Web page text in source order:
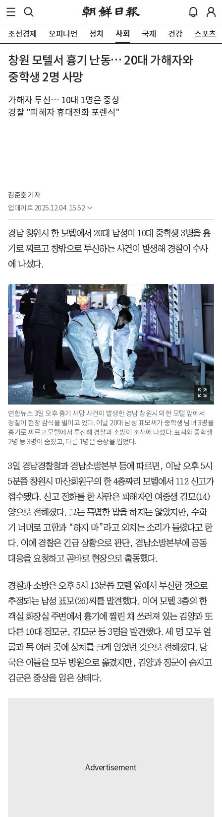
조선경제 오피니언 정치 사회 국제 건강 스포츠
창원 모텔서 흉기 난동… 20대 가해자와
중학생 2명 사망
가해자 투신… 10대 1명은 중상
경찰 "피해자 휴대전화 포렌식"
김준호 기자
업데이트 2025.12.04. 15:52
경남 창원시 한 모텔에서 20대 남성이 10대 중학생 3명을 흉
기로 찌르고 창밖으로 투신하는 사건이 발생해 경찰이 수사
에 나섰다.
연합뉴스 3일 오후 흉기 사망 사건이 발생한 경남 창원시의 한 모텔 앞에서
경찰이 현장 감식을 벌이고 있다. 이날 20대 남성 표모씨가 중학생 남녀 3명을
흉기로 찌르고 모텔에서 투신해 경찰과 소방이 조사에 나섰다. 표씨와 중학생
2명 등 3명이 숨졌고, 다른 1명은 중상을 입었다.
3일 경남경찰청과 경남소방본부 등에 따르면, 이날 오후 5시
5분쯤 창원시 마산회원구의 한 4층짜리 모텔에서 112 신고가
접수됐다. 신고 전화를 한 사람은 피해자인 여중생 김모(14)
양으로 전해졌다. 그는 특별한 말을 하지는 않았지만, 수화
기 너머로 고함과 “하지 마”라고 외치는 소리가 들렸다고 한
다. 이에 경찰은 긴급 상황으로 판단, 경남소방본부에 공동
대응을 요청하고 곧바로 현장으로 출동했다.
경찰과 소방은 오후 5시 13분쯤 모텔 앞에서 투신한 것으로
추정되는 남성 표모(26)씨를 발견했다. 이어 모텔 3층의 한
객실 화장실 주변에서 흉기에 찔린 채 쓰러져 있는 김양과 또
다른 10대 정모군, 김모군 등 3명을 발견했다. 세 명 모두 얼
굴과 목 여러 곳에 상처를 크게 입었던 것으로 전해졌다. 당
국은 이들을 모두 병원으로 옮겼지만, 김양과 정군이 숨지고
김군은 중상을 입은 상태다.